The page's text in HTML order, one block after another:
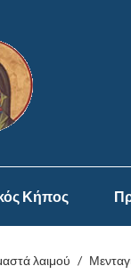
Κήπος
λαιμού /